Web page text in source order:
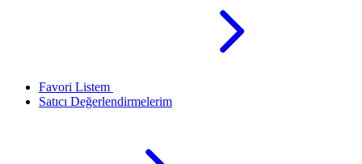
Favori Listem
Satıcı Değerlendirmelerim